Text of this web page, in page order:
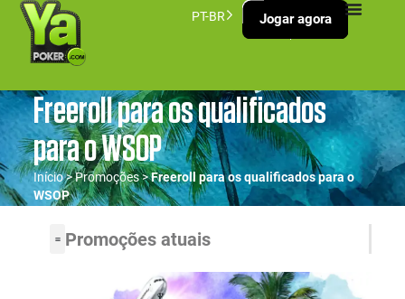
Jogar agora
PT-BR
Freeroll para os qualificados
para o WSOP
Início>Promoções>Freeroll para os qualificados para o
WSOP
Promoções atuais